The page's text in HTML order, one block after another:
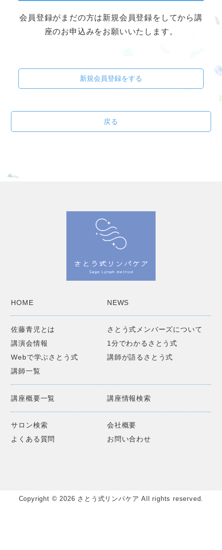
会員登録がまだの方は新規会員登録をしてから講
座のお申込みをお願いいたします。
新規会員登録をする
戻る
HOME NEWS
佐藤青児とは
さとう式メンバーズについて
講演会情報
1分でわかるさとう式
Webで学ぶさとう式
講師が語るさとう式
講師一覧
講座概要一覧 講座情報検索
サロン検索
会社概要
よくある質問
お問い合わせ
Copyright © 2026 さとう式リンパケア All rights reserved.